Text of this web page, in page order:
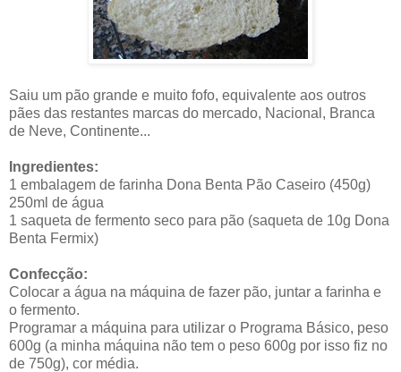
Saiu um pão grande e muito fofo, equivalente aos outros
pães das restantes marcas do mercado, Nacional, Branca
de Neve, Continente...
Ingredientes:
1 embalagem de farinha Dona Benta Pão Caseiro (450g)
250ml de água
1 saqueta de fermento seco para pão (saqueta de 10g Dona
Benta Fermix)
Confecção:
Colocar a água na máquina de fazer pão, juntar a farinha e
o fermento.
Programar a máquina para utilizar o Programa Básico, peso
600g (a minha máquina não tem o peso 600g por isso fiz no
de 750g), cor média.